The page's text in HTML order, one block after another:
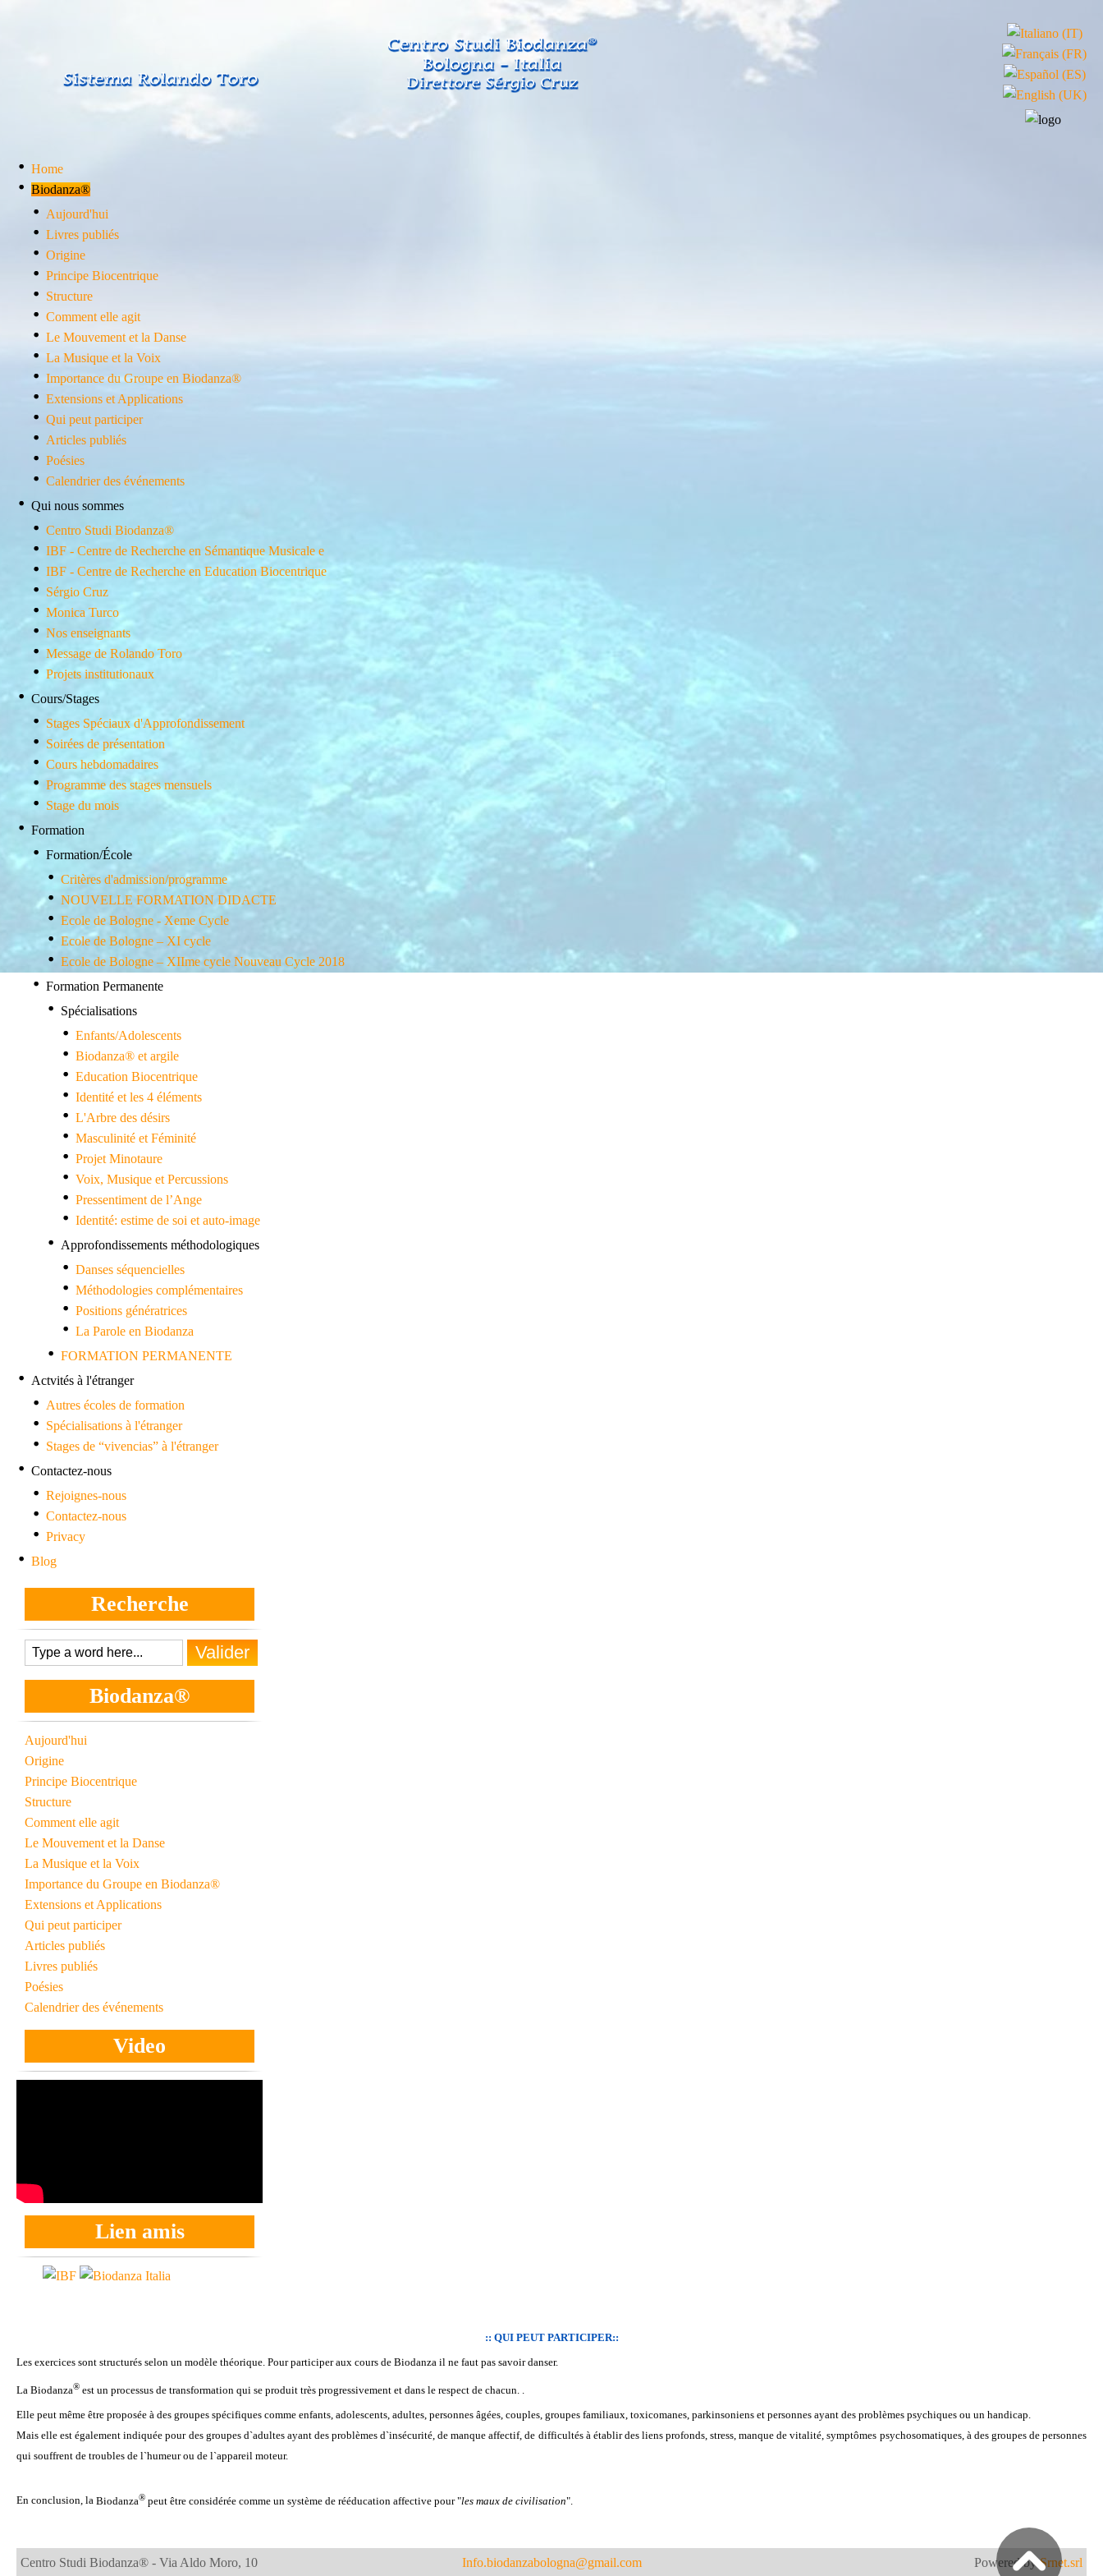
Home
Biodanza®
Aujourd'hui
Livres publiés
Origine
Principe Biocentrique
Structure
Comment elle agit
Le Mouvement et la Danse
La Musique et la Voix
Importance du Groupe en Biodanza®
Extensions et Applications
Qui peut participer
Articles publiés
Poésies
Calendrier des événements
Qui nous sommes
Centro Studi Biodanza®
IBF - Centre de Recherche en Sémantique Musicale e
IBF - Centre de Recherche en Education Biocentrique
Sérgio Cruz
Monica Turco
Nos enseignants
Message de Rolando Toro
Projets institutionaux
Cours/Stages
Stages Spéciaux d'Approfondissement
Soirées de présentation
Cours hebdomadaires
Programme des stages mensuels
Stage du mois
Formation
Formation/École
Critères d'admission/programme
NOUVELLE FORMATION DIDACTE
Ecole de Bologne - Xeme Cycle
Ecole de Bologne – XI cycle
Ecole de Bologne – XIIme cycle Nouveau Cycle 2018
Formation Permanente
Spécialisations
Enfants/Adolescents
Biodanza® et argile
Education Biocentrique
Identité et les 4 éléments
L'Arbre des désirs
Masculinité et Féminité
Projet Minotaure
Voix, Musique et Percussions
Pressentiment de l’Ange
Identité: estime de soi et auto-image
Approfondissements méthodologiques
Danses séquencielles
Méthodologies complémentaires
Positions génératrices
La Parole en Biodanza
FORMATION PERMANENTE
Actvités à l'étranger
Autres écoles de formation
Spécialisations à l'étranger
Stages de “vivencias” à l'étranger
Contactez-nous
Rejoignes-nous
Contactez-nous
Privacy
Blog
Recherche
Biodanza®
Aujourd'hui
Origine
Principe Biocentrique
Structure
Comment elle agit
Le Mouvement et la Danse
La Musique et la Voix
Importance du Groupe en Biodanza®
Extensions et Applications
Qui peut participer
Articles publiés
Livres publiés
Poésies
Calendrier des événements
Video
Lien amis
:: QUI PEUT PARTICIPER::
Les exercices sont structurés selon un modèle théorique. Pour participer aux cours de Biodanza il ne faut pas savoir danser.
La Biodanza® est un processus de transformation qui se produit très progressivement et dans le respect de chacun. .
Elle peut même être proposée à des groupes spécifiques comme enfants, adolescents, adultes, personnes âgées, couples, groupes familiaux, toxicomanes, parkinsoniens et personnes ayant des problèmes psychiques ou un handicap.
Mais elle est également indiquée pour des groupes d`adultes ayant des problèmes d`insécurité, de manque affectif, de difficultés à établir des liens profonds, stress, manque de vitalité, symptômes psychosomatiques, à des groupes de personnes
qui souffrent de troubles de l`humeur ou de l`appareil moteur.
En conclusion, la Biodanza® peut être considérée comme un système de rééducation affective pour "les maux de civilisation".
Centro Studi Biodanza® - Via Aldo Moro, 10
Info.biodanzabologna@gmail.com Powered bySrnet.srl